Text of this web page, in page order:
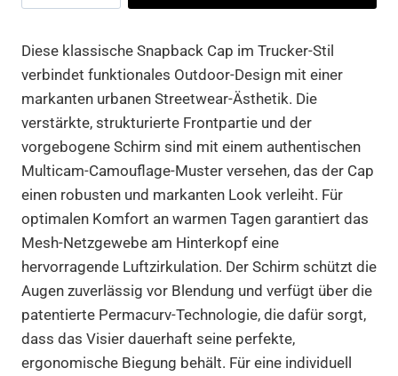
Multicam
Diese klassische Snapback Cap im Trucker-Stil
verbindet funktionales Outdoor-Design mit einer
markanten urbanen Streetwear-Ästhetik. Die
verstärkte, strukturierte Frontpartie und der
vorgebogene Schirm sind mit einem authentischen
Multicam-Camouflage-Muster versehen, das der Cap
einen robusten und markanten Look verleiht. Für
optimalen Komfort an warmen Tagen garantiert das
Mesh-Netzgewebe am Hinterkopf eine
hervorragende Luftzirkulation. Der Schirm schützt die
Augen zuverlässig vor Blendung und verfügt über die
patentierte Permacurv-Technologie, die dafür sorgt,
dass das Visier dauerhaft seine perfekte,
ergonomische Biegung behält. Für eine individuell